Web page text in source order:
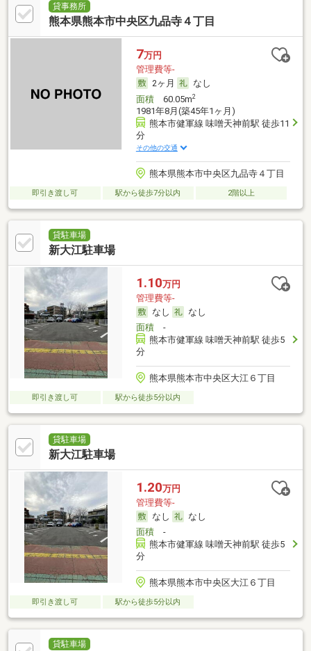
貸事務所
熊本県熊本市中央区九品寺４丁目
7万円
管理費等-
2ヶ月
なし
面積60.05m2
1981年8月(築45年1ヶ月)
熊本市健軍線 味噌天神前駅 徒歩11
分
その他の交通
熊本県熊本市中央区九品寺４丁目
即引き渡し可 駅から徒歩7分以内 2階以上
貸駐車場
新大江駐車場
1.10万円
管理費等-
なし
なし
面積-
熊本市健軍線 味噌天神前駅 徒歩5
分
熊本県熊本市中央区大江６丁目
即引き渡し可 駅から徒歩5分以内
貸駐車場
新大江駐車場
1.20万円
管理費等-
なし
なし
面積-
熊本市健軍線 味噌天神前駅 徒歩5
分
熊本県熊本市中央区大江６丁目
即引き渡し可 駅から徒歩5分以内
貸駐車場